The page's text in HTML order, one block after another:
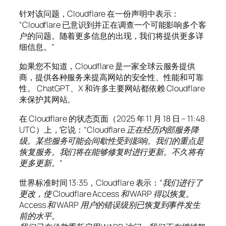
针对该问题，Cloudflare 在一份声明中表示：
“Cloudflare 已意识到并正在调查一个可能影响多个客
户的问题。随着更多信息的出现，我们将提供更多详
细信息。”
如果您不知道，Cloudflare 是一家全球云服务提供
商，提供各种服务来提高网站的安全性、性能和可靠
性。 ChatGPT、X 和许多主要网站都依赖 Cloudflare
来保护其网站。
在 Cloudflare 的状态页面（2025 年 11 月 18 日 – 11:48
UTC）上，它说：“Cloudflare 正在经历内部服务降
级。某些服务可能会间歇性受到影响。我们的重点是
恢复服务。我们将在能够修复时进行更新。不久将有
更多更新。 “
世界标准时间 13:35，Cloudflare 表示：“我们进行了
更改，使 Cloudflare Access 和 WARP 得以恢复。
Access 和 WARP 用户的错误级别已恢复到事件发生
前的水平。